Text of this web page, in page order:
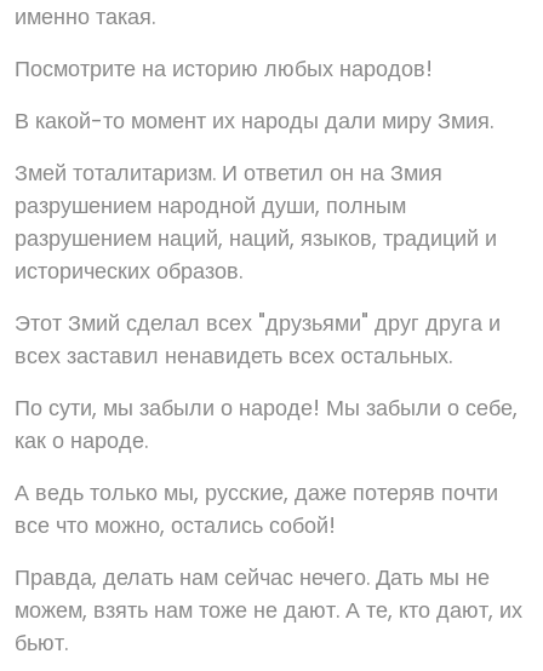
именно такая.
Посмотрите на историю любых народов!
В какой-то момент их народы дали миру Змия.
Змей тоталитаризм. И ответил он на Змия
разрушением народной души, полным
разрушением наций, наций, языков, традиций и
исторических образов.
Этот Змий сделал всех "друзьями" друг друга и
всех заставил ненавидеть всех остальных.
По сути, мы забыли о народе! Мы забыли о себе,
как о народе.
А ведь только мы, русские, даже потеряв почти
все что можно, остались собой!
Правда, делать нам сейчас нечего. Дать мы не
можем, взять нам тоже не дают. А те, кто дают, их
бьют.